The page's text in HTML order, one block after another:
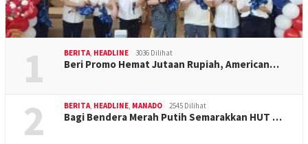
1 BERITA, HEADLINE 3036 Dilihat
Beri Promo Hemat Jutaan Rupiah, American…
2 BERITA, HEADLINE, MANADO 2545 Dilihat
Bagi Bendera Merah Putih Semarakkan HUT …